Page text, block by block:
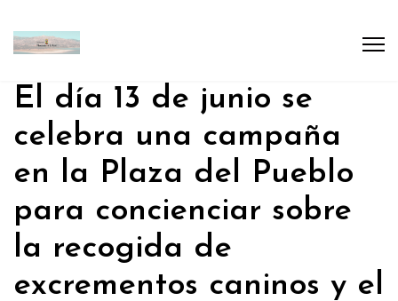
El día 13 de junio se
celebra una campaña
en la Plaza del Pueblo
para concienciar sobre
la recogida de
excrementos caninos y el